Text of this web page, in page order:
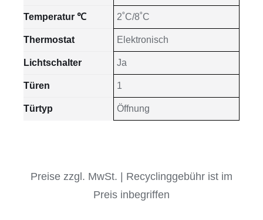
Temperatur ℃ 2˚C/8˚C
Thermostat Elektronisch
Lichtschalter Ja
Türen 1
Türtyp Öffnung
Preise zzgl. MwSt. | Recyclinggebühr ist im
Preis inbegriffen